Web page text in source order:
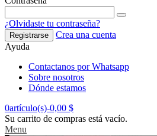
¿Olvidaste tu contraseña?
Registrarse
Crea una cuenta
Ayuda
Contactanos por Whatsapp
Sobre nosotros
Dónde estamos
0artículo(s)-0,00 $
Su carrito de compras está vacío.
Menu